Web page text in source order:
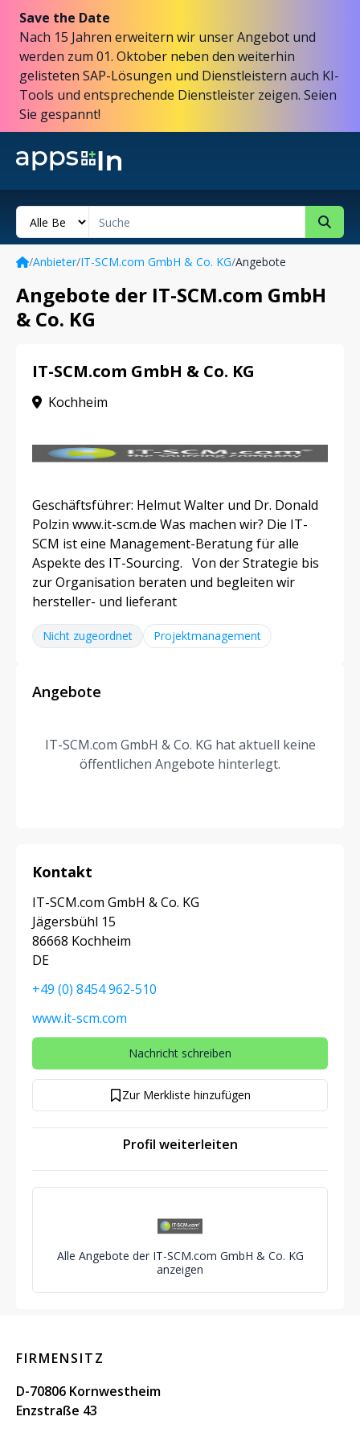
Save the Date
Nach 15 Jahren erweitern wir unser Angebot und
werden zum 01. Oktober neben den weiterhin
gelisteten SAP-Lösungen und Dienstleistern auch KI-
Tools und entsprechende Dienstleister zeigen. Seien
Sie gespannt!
/Anbieter/IT-SCM.com GmbH & Co. KG/Angebote
Angebote der IT-SCM.com GmbH
& Co. KG
IT-SCM.com GmbH & Co. KG
Kochheim
Geschäftsführer: Helmut Walter und Dr. Donald
Polzin www.it-scm.de Was machen wir? Die IT-
SCM ist eine Management-Beratung für alle
Aspekte des IT-Sourcing. Von der Strategie bis
zur Organisation beraten und begleiten wir
hersteller- und lieferant
Nicht zugeordnet Projektmanagement
Angebote
IT-SCM.com GmbH & Co. KG hat aktuell keine
öffentlichen Angebote hinterlegt.
Kontakt
IT-SCM.com GmbH & Co. KG
Jägersbühl 15
86668 Kochheim
DE
+49 (0) 8454 962-510
www.it-scm.com
Nachricht schreiben
Zur Merkliste hinzufügen
Profil weiterleiten
Alle Angebote der IT-SCM.com GmbH & Co. KG
anzeigen
FIRMENSITZ
D-70806 Kornwestheim
Enzstraße 43